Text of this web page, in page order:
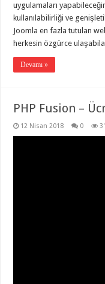
uygulamaları
kullanılabilirliği ve
Joomla en fazla tutulan
herkesin özgürce
Devamı »
PHP Fusion –
12 Nisan 2018 0